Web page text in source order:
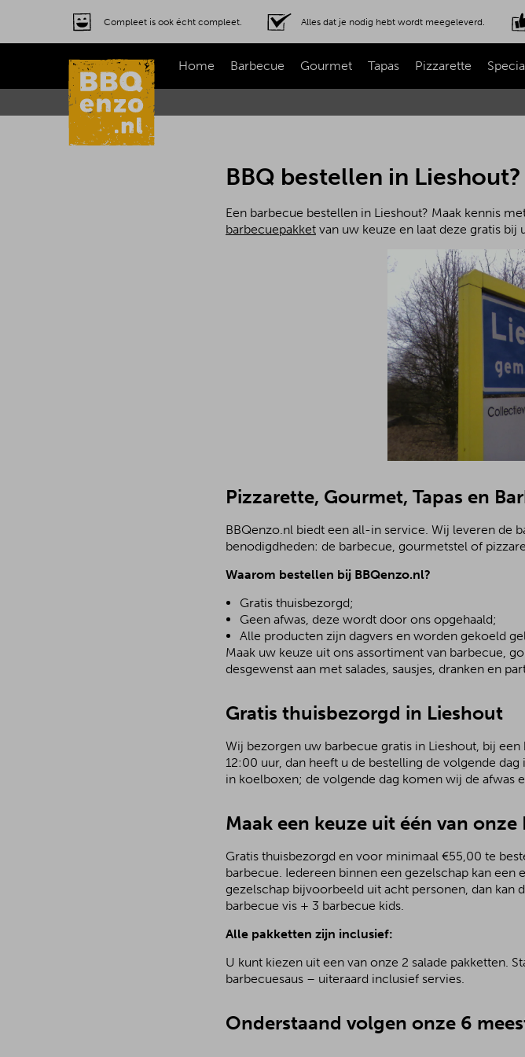
Compleet is ook écht compleet. Alles dat je nodig hebt wordt meegeleverd.
Home Barbecue Gourmet Tapas Pizzarette
BBQ bestellen in Lieshout?
Een barbecue bestellen in Lieshout? Maak kennis
barbecuepakket van uw keuze en laat deze gratis
Pizzarette, Gourmet, Tapas en
BBQenzo.nl biedt een all-in service. Wij leveren de
benodigdheden: de barbecue, gourmetstel of
Waarom bestellen bij BBQenzo.nl?
Gratis thuisbezorgd;
Geen afwas, deze wordt door ons opgehaald;
Alle producten zijn dagvers en worden gekoeld
Maak uw keuze uit ons assortiment van barbecue,
desgewenst aan met salades, sausjes, dranken en
Gratis thuisbezorgd in Lieshout
Wij bezorgen uw barbecue gratis in Lieshout, bij
12:00 uur, dan heeft u de bestelling de volgende
in koelboxen; de volgende dag komen wij de afwas
Maak een keuze uit één van onze
Gratis thuisbezorgd en voor minimaal €55,00 te
barbecue. Iedereen binnen een gezelschap kan
gezelschap bijvoorbeeld uit acht personen, dan kan
barbecue vis + 3 barbecue kids.
Alle pakketten zijn inclusief:
U kunt kiezen uit een van onze 2 salade pakketten.
barbecuesaus – uiteraard inclusief servies.
Onderstaand volgen onze 6